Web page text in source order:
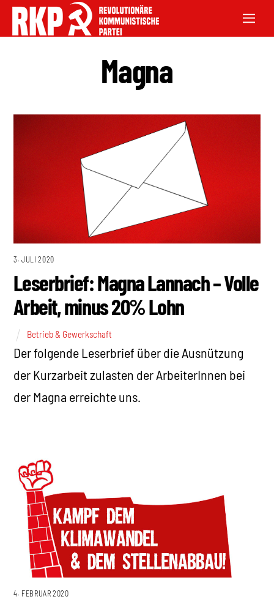
Magna
3. JULI 2020
Leserbrief: Magna Lannach – Volle
Arbeit, minus 20% Lohn
Betrieb & Gewerkschaft
Der folgende Leserbrief über die Ausnützung
der Kurzarbeit zulasten der ArbeiterInnen bei
der Magna erreichte uns.
4. FEBRUAR 2020